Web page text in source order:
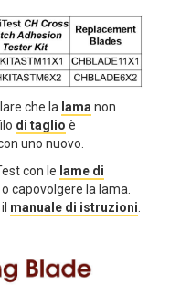
che la lama non
di taglio è
uno nuovo.
con le lame di
capovolgere la lama.
manuale di istruzioni